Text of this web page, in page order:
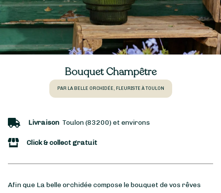
Bouquet Champêtre
PAR LA BELLE ORCHIDÉE, FLEURISTE À TOULON
Livraison Toulon (83200) et environs
Click & collect gratuit
Afin que La belle orchidée compose le bouquet de vos rêves